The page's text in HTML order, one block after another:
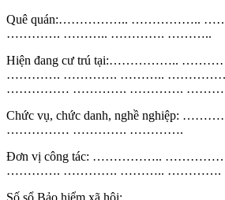
Quê quán:…………….. ……………..
…………. ……….. …………. ………..
Hiện đang cư trú tại:……………..
…………. …………. ………..
…………… …………. ………….
Chức vụ, chức danh, nghề
…………… …………. ………….
Đơn vị công tác: ……………..
…………. …………. ……….. ………….
Số sổ Bảo hiểm xã hội:……………..